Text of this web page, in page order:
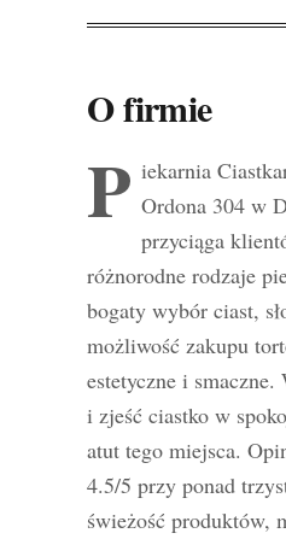
O firmie
P iekarnia
Ordona 304 w
przyciąga
różnorodne rodzaje
bogaty wybór ciast,
możliwość zakupu
estetyczne i
i zjeść ciastko w
atut tego miejsca.
4.5/5 przy ponad
świeżość produktów,